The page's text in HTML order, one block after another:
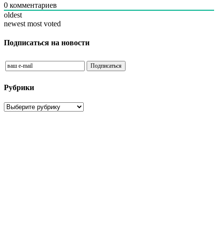
0 комментариев
oldest
newest most voted
Подписаться на новости
Рубрики
Рубрики